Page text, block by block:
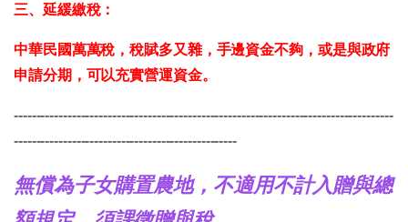
三、延緩繳稅：
中華民國萬萬稅，稅賦多又雜，手邊資金不夠，或是與政府
申請分期，可以充實營運資金。
-------------------------------------------------------------------------------------
--------------------------------------------------
無償為子女購置農地，不適用不計入贈與總